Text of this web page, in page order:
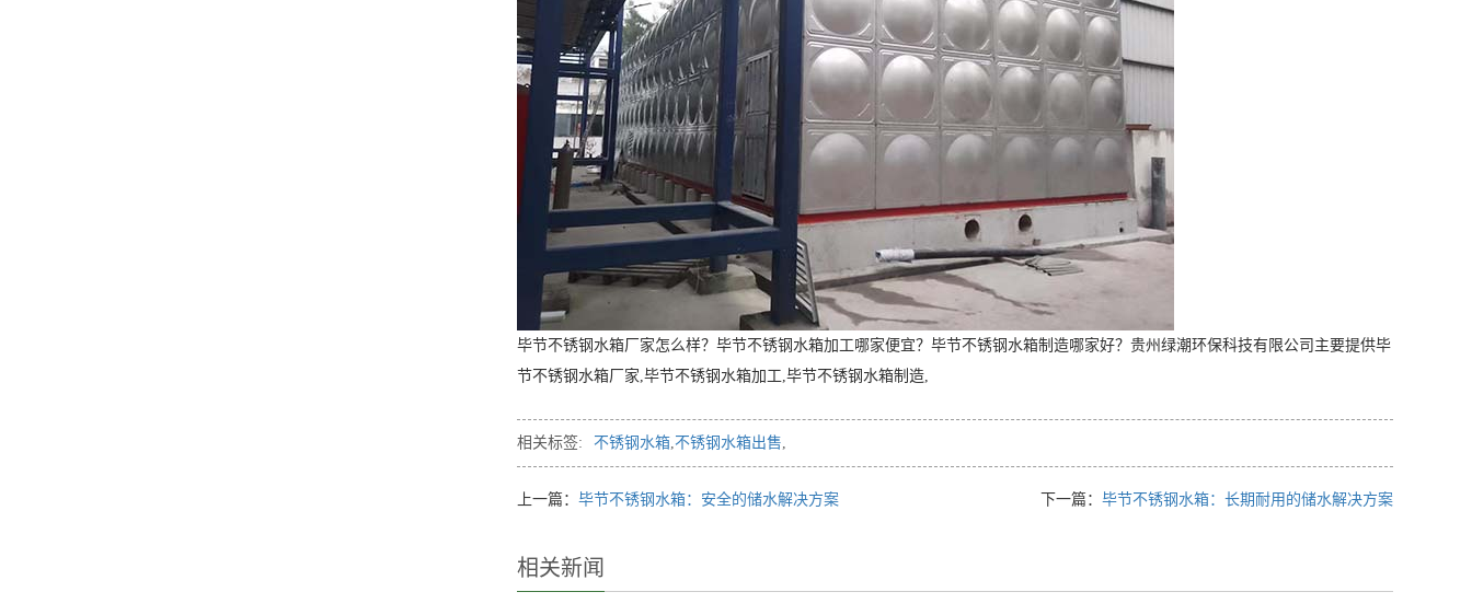
毕节不锈钢水箱厂家怎么样？毕节不锈钢水箱加工哪家便宜？毕节不锈钢水箱制造哪家好？贵州绿潮环保科技有限公司主要提供毕
节不锈钢水箱厂家,毕节不锈钢水箱加工,毕节不锈钢水箱制造,
相关标签: 不锈钢水箱,不锈钢水箱出售,
上一篇： 毕节不锈钢水箱：安全的储水解决方案 下一篇： 毕节不锈钢水箱：长期耐用的储水解决方案
相关新闻